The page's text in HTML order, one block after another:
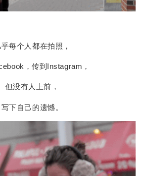
乎每个人都在拍照，
，传到Instagram，
但没有人上前，
写下自己的遗憾。